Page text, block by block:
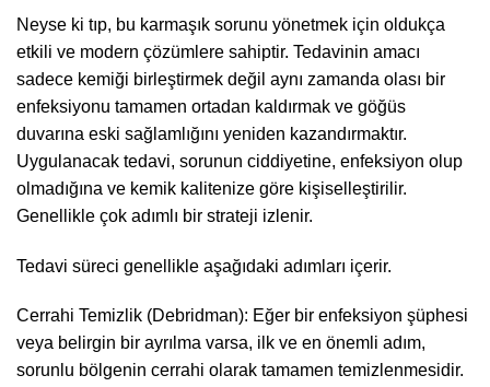
Neyse ki tıp, bu karmaşık sorunu yönetmek için oldukça
etkili ve modern çözümlere sahiptir. Tedavinin amacı
sadece kemiği birleştirmek değil aynı zamanda olası bir
enfeksiyonu tamamen ortadan kaldırmak ve göğüs
duvarına eski sağlamlığını yeniden kazandırmaktır.
Uygulanacak tedavi, sorunun ciddiyetine, enfeksiyon olup
olmadığına ve kemik kalitenize göre kişiselleştirilir.
Genellikle çok adımlı bir strateji izlenir.
Tedavi süreci genellikle aşağıdaki adımları içerir.
Cerrahi Temizlik (Debridman): Eğer bir enfeksiyon şüphesi
veya belirgin bir ayrılma varsa, ilk ve en önemli adım,
sorunlu bölgenin cerrahi olarak tamamen temizlenmesidir.